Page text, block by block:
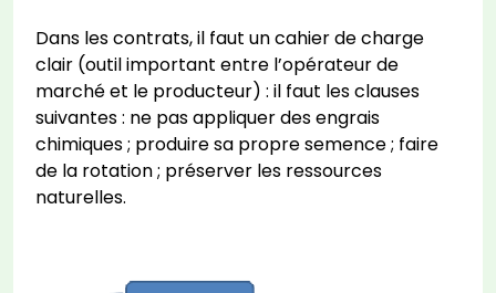
Dans les contrats, il faut un cahier de charge
clair (outil important entre l’opérateur de
marché et le producteur) : il faut les clauses
suivantes : ne pas appliquer des engrais
chimiques ; produire sa propre semence ; faire
de la rotation ; préserver les ressources
naturelles.